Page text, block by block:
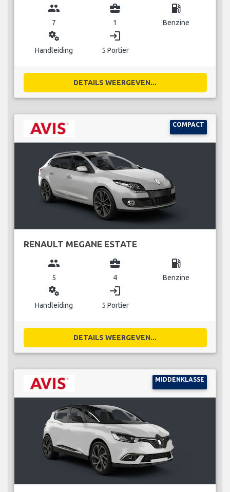
group
7
business_center
1
local_gas_station
Benzine
miscellaneous_services
Handleiding
login
5 Portier
DETAILS WEERGEVEN...
COMPACT
RENAULT MEGANE ESTATE
group
5
business_center
4
local_gas_station
Benzine
miscellaneous_services
Handleiding
login
5 Portier
DETAILS WEERGEVEN...
MIDDENKLASSE